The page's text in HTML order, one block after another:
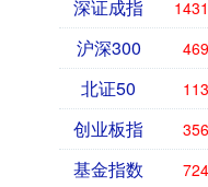
深证成指
沪深300
北证50
创业板指
基金指数